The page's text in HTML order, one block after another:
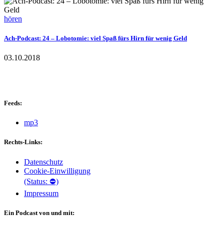
hören
Ach-Podcast: 24 – Lobotomie: viel Spaß fürs Hirn für wenig Geld
03.10.2018
Feeds:
mp3
Rechts-Links:
Datenschutz
Cookie-Einwilligung
(Status: ⛔)
Impressum
Ein Podcast von und mit: